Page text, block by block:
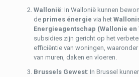
Wallonië: In Wallonië kunnen
de primes énergie via het
Energieagentschap (Wallonie
subsidies zijn gericht op het
efficiëntie van woningen,
van muren, daken en vloeren.
Brussels Gewest: In Brussel